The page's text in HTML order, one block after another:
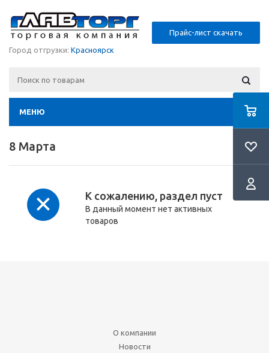
Прайс-лист скачать
Город отгрузки: Красноярск
МЕНЮ
8 Марта
К сожалению, раздел пуст
В данный момент нет активных
товаров
О компании
Новости